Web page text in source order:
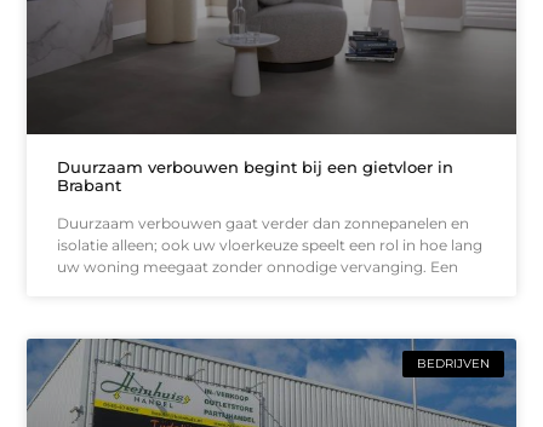
Duurzaam verbouwen begint bij een gietvloer in
Brabant
Duurzaam verbouwen gaat verder dan zonnepanelen en
isolatie alleen; ook uw vloerkeuze speelt een rol in hoe lang
uw woning meegaat zonder onnodige vervanging. Een
BEDRIJVEN